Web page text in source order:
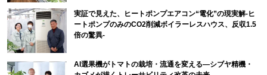
実証で見えた、ヒートポンプエアコン“電化”の現実解-ヒ
ートポンプのみのCO2削減ボイラーレスハウス、反収1.5
倍の驚異-
AI選果機がトマトの栽培・流通を変える―シブヤ精機・